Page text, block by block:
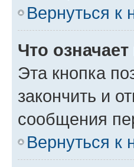
Вернуться к
Что
Эта кнопка
закончить и
сообщения
Вернуться к